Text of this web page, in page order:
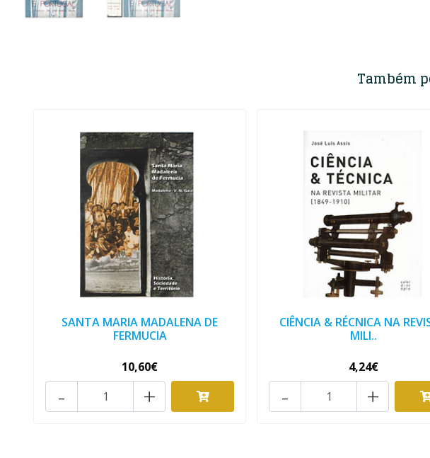
Também
SANTA MARIA MADALENA DE
FERMUCIA
10,60€
+
-
CIÊNCIA & RÉCNICA NA
MILI..
4,24€
+
-